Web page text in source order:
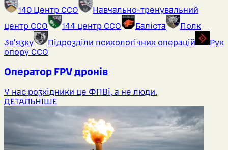
140 Центр ССО
Навчально-тренувальний
центр ССО
144 центр ССО Баліста
Полк
Звʼязку
Підрозділи психологічних операцій
Рух
опору ССО
Оператор FPV дронів
У нас розхідники це ФПВі, а не люди.
ДЕТАЛЬНІШЕ